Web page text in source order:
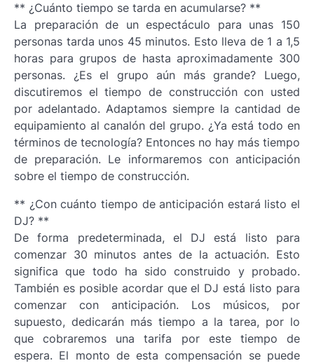
** ¿Cuánto tiempo se tarda en acumularse? **
La preparación de un espectáculo para unas 150
personas tarda unos 45 minutos. Esto lleva de 1 a 1,5
horas para grupos de hasta aproximadamente 300
personas. ¿Es el grupo aún más grande? Luego,
discutiremos el tiempo de construcción con usted
por adelantado. Adaptamos siempre la cantidad de
equipamiento al canalón del grupo. ¿Ya está todo en
términos de tecnología? Entonces no hay más tiempo
de preparación. Le informaremos con anticipación
sobre el tiempo de construcción.
** ¿Con cuánto tiempo de anticipación estará listo el
DJ? **
De forma predeterminada, el DJ está listo para
comenzar 30 minutos antes de la actuación. Esto
significa que todo ha sido construido y probado.
También es posible acordar que el DJ está listo para
comenzar con anticipación. Los músicos, por
supuesto, dedicarán más tiempo a la tarea, por lo
que cobraremos una tarifa por este tiempo de
espera. El monto de esta compensación se puede